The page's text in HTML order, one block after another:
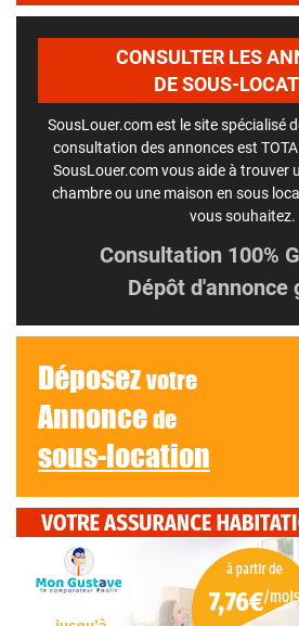
CONSULTER LES
DE SOUS-
SousLouer.com est le site spécialisé
consultation des annonces est
SousLouer.com vous aide à trouver
chambre ou une maison en sous
vous souhaitez.
Consultation 100%
Dépôt d'annonce
Déposezvotre
Annoncede
sous-location